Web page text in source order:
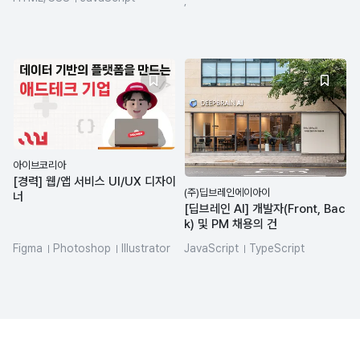
아이브코리아
[경력] 웹/앱 서비스 UI/UX 디자이
너
Figma Photoshop
Illustrator
(주)딥브레인에이아이
[딥브레인 AI] 개발자(Front, Bac
k) 및 PM 채용의 건
JavaScript
TypeScript